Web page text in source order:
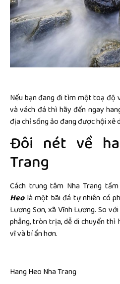
Nếu bạn đang đi tìm một toạ độ
và vách đá thì hãy đến ngay
địa chỉ sống ảo đang được hội xê
Đôi nét về
Trang
Cách trung tâm Nha Trang
Heolà một bãi đá tự nhiên có
Lương Sơn, xã Vĩnh Lương. So
phẳng, tròn trịa, dễ di chuyển thì
vĩ và bí ẩn hơn.
Hang Heo Nha Trang